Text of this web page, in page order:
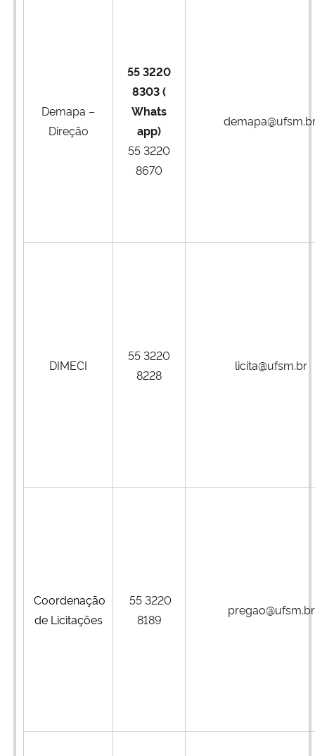
Ministério da Ciência, Tecnologia, Inovações e Comunicações
Demapa –
Direção
55 3220
8303 (
Whats
app)
55 3220
8670
DIMECI
55 3220
8228
licita@ufsm.br
Coordenação
de Licitações
55 3220
8189
pregao@ufsm.br